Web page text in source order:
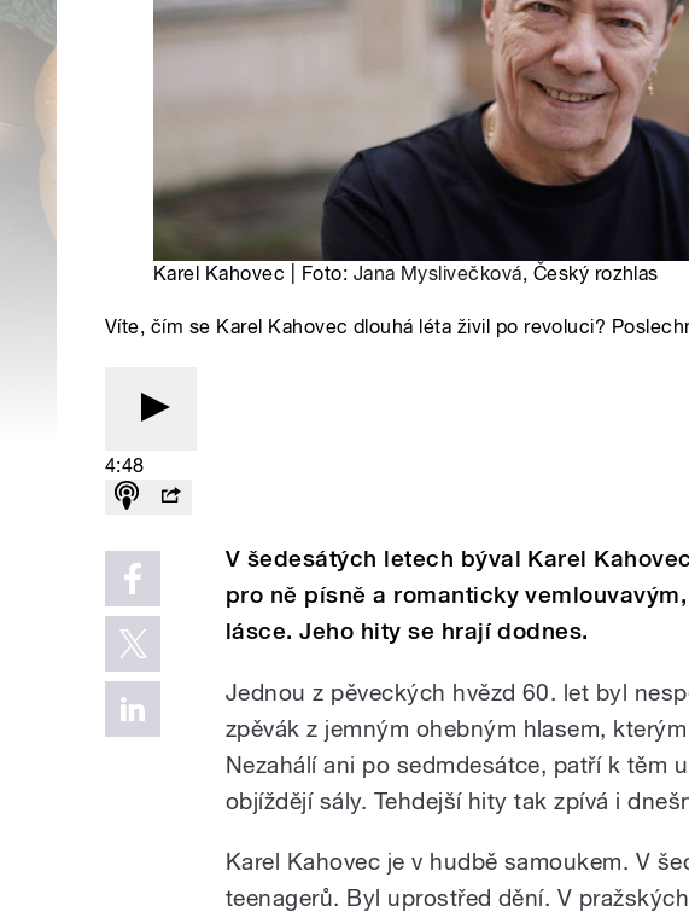
Karel Kahovec | Foto: Jana Myslivečková, Český rozhlas
Víte, čím se Karel Kahovec dlouhá léta živil po revoluci?
4:48
V šedesátých letech býval Karel
pro ně písně a romanticky
lásce. Jeho hity se hrají dodnes.
Jednou z pěveckých hvězd 60. let byl
zpěvák z jemným ohebným hlasem,
Nezahálí ani po sedmdesátce, patří k těm
objíždějí sály. Tehdejší hity tak zpívá i
Karel Kahovec je v hudbě samoukem. V
teenagerů. Byl uprostřed dění. V